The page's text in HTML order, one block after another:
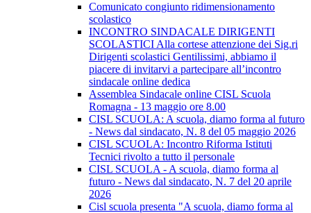
Comunicato congiunto ridimensionamento
scolastico
INCONTRO SINDACALE DIRIGENTI
SCOLASTICI Alla cortese attenzione dei Sig.ri
Dirigenti scolastici Gentilissimi, abbiamo il
piacere di invitarvi a partecipare all’incontro
sindacale online dedica
Assemblea Sindacale online CISL Scuola
Romagna - 13 maggio ore 8.00
CISL SCUOLA: A scuola, diamo forma al futuro
- News dal sindacato, N. 8 del 05 maggio 2026
CISL SCUOLA: Incontro Riforma Istituti
Tecnici rivolto a tutto il personale
CISL SCUOLA - A scuola, diamo forma al
futuro - News dal sindacato, N. 7 del 20 aprile
2026
Cisl scuola presenta "A scuola, diamo forma al